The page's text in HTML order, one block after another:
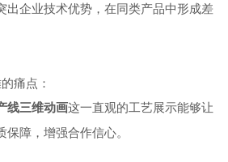
出企业技术优势，在同类产品中形成差
痛点：
线三维动画这一直观的工艺展示能够让
保障，增强合作信心。